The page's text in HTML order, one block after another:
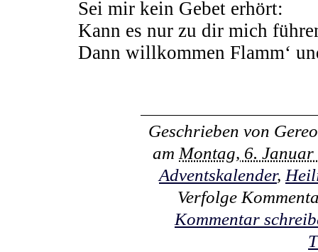
Sei mir kein Gebet erhört:
Kann es nur zu dir mich
Dann willkommen Flamm‘
Geschrieben von
am Montag, 6.
Adventskalender,
Verfolge
Kommentar